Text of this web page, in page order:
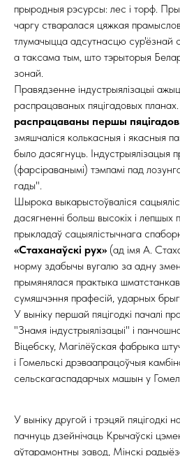
прыродныя рэсурсы: лес і торф.
чаргу стваралася цяжкая
тлумачыцца адсутнасцю сур'ёзнай
а таксама тым, што тэрыторыя
зонай.
Правядзенне індустрыялізацыі
распрацаваных пяцігадовых планах.
распрацаваны першы
змяшчаліся колькасныя і якасныя
было дасягнуць. Індустрыялізацыя
(фарсіраванымі) тэмпамі пад
гады".
Шырока выкарыстоўваліся
дасягненні больш высокіх і
прыкладаў сацыялістычнага
«Стаханаўскі рух» (ад імя А.
норму здабычы вугалю за адну
прымянялася практыка
сумяшчэння прафесій, ударных
У выніку першай пяцігодкі пачалі
"Знамя індустрыялізацыі" і
Віцебску, Магілёўская фабрыка
і Гомельскі дрэваапрацоўчыя
сельскагаспадарчых машын у
У выніку другой і трэцяй пяцігодкі
пачнуць дзейнічаць Крычаўскі
аўтарамонтны завод, Мінскі